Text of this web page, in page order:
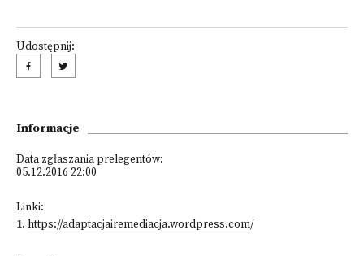
Udostępnij:
Informacje
Data zgłaszania prelegentów:
05.12.2016 22:00
Linki:
1. https://adaptacjairemediacja.wordpress.com/